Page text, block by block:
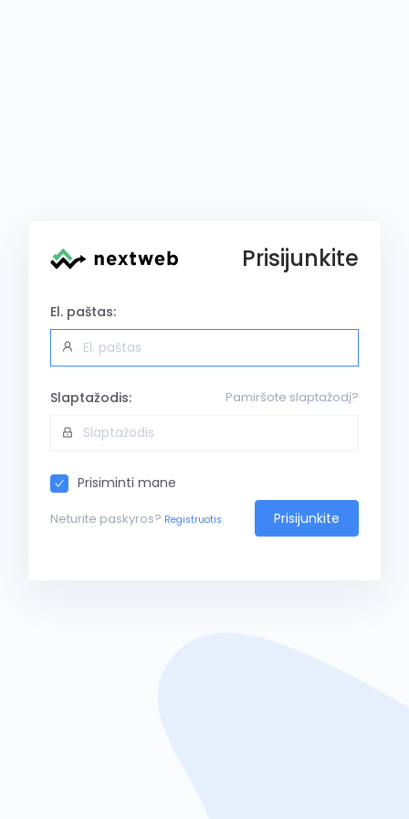
Prisijunkite
El. paštas:
Slaptažodis: Pamiršote slaptažodį?
Prisiminti mane
Neturite paskyros? Registruotis Prisijunkite